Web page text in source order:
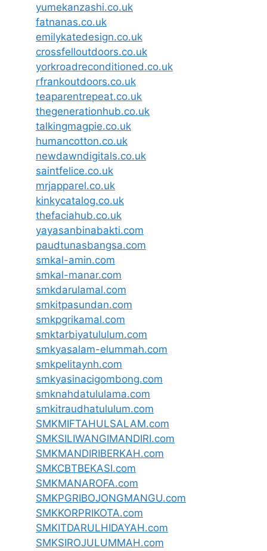
yumekanzashi.co.uk
fatnanas.co.uk
emilykatedesign.co.uk
crossfelloutdoors.co.uk
yorkroadreconditioned.co.uk
rfrankoutdoors.co.uk
teaparentrepeat.co.uk
thegenerationhub.co.uk
talkingmagpie.co.uk
humancotton.co.uk
newdawndigitals.co.uk
saintfelice.co.uk
mrjapparel.co.uk
kinkycatalog.co.uk
thefaciahub.co.uk
yayasanbinabakti.com
paudtunasbangsa.com
smkal-amin.com
smkal-manar.com
smkdarulamal.com
smkitpasundan.com
smkpgrikamal.com
smktarbiyatululum.com
smkyasalam-elummah.com
smkpelitaynh.com
smkyasinacigombong.com
smknahdatululama.com
smkitraudhatululum.com
SMKMIFTAHULSALAM.com
SMKSILIWANGIMANDIRI.com
SMKMANDIRIBERKAH.com
SMKCBTBEKASI.com
SMKMANAROFA.com
SMKPGRIBOJONGMANGU.com
SMKKORPRIKOTA.com
SMKITDARULHIDAYAH.com
SMKSIROJULUMMAH.com